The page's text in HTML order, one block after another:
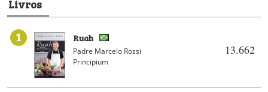
Livros
1
13.662
Ruah
Padre Marcelo Rossi
Principium